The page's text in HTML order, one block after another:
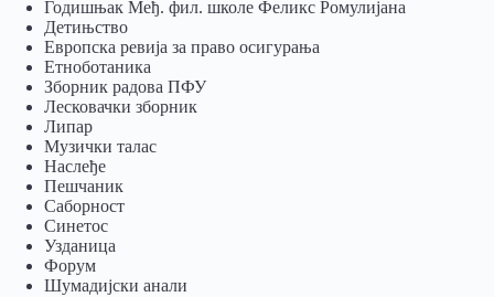
Годишњак Међ. фил. школе Феликс Ромулијана
Детињство
Европска ревија за право осигурања
Eтноботаника
Зборник радова ПФУ
Лесковачки зборник
Липар
Музички талас
Наслеђе
Пешчаник
Саборност
Синетос
Узданица
Форум
Шумадијски анали